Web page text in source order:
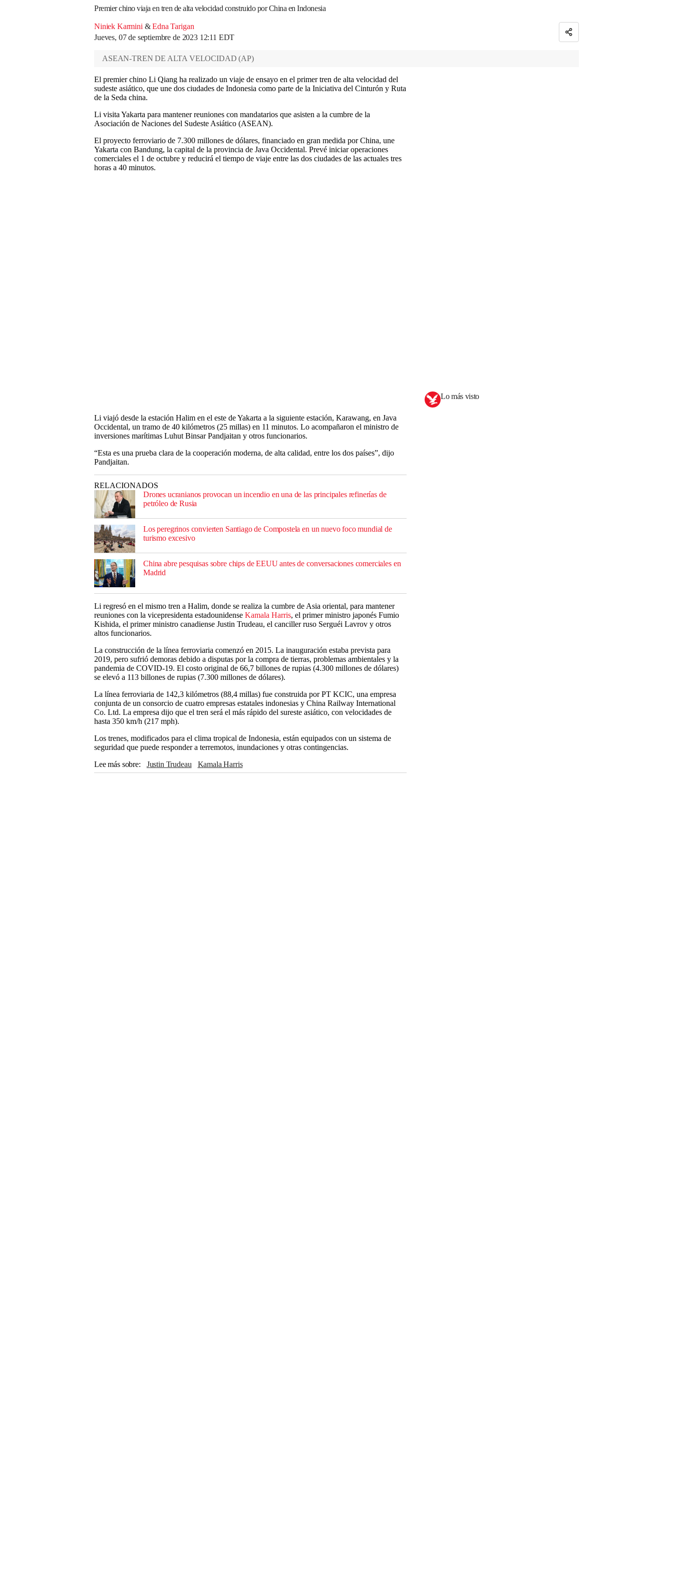
Premier chino viaja en tren de alta velocidad construido por China en Indonesia
Niniek Karmini & Edna Tarigan
Jueves, 07 de septiembre de 2023 12:11 EDT
ASEAN-TREN DE ALTA VELOCIDAD (AP)
El premier chino Li Qiang ha realizado un viaje de ensayo en el primer tren de alta velocidad del
sudeste asiático, que une dos ciudades de Indonesia como parte de la Iniciativa del Cinturón y Ruta
de la Seda china.
Li visita Yakarta para mantener reuniones con mandatarios que asisten a la cumbre de la
Asociación de Naciones del Sudeste Asiático (ASEAN).
El proyecto ferroviario de 7.300 millones de dólares, financiado en gran medida por China, une
Yakarta con Bandung, la capital de la provincia de Java Occidental. Prevé iniciar operaciones
comerciales el 1 de octubre y reducirá el tiempo de viaje entre las dos ciudades de las actuales tres
horas a 40 minutos.
Li viajó desde la estación Halim en el este de Yakarta a la siguiente estación, Karawang, en Java
Occidental, un tramo de 40 kilómetros (25 millas) en 11 minutos. Lo acompañaron el ministro de
inversiones marítimas Luhut Binsar Pandjaitan y otros funcionarios.
“Esta es una prueba clara de la cooperación moderna, de alta calidad, entre los dos países”, dijo
Pandjaitan.
RELACIONADOS
Drones ucranianos provocan un incendio en una de las principales refinerías de
petróleo de Rusia
Los peregrinos convierten Santiago de Compostela en un nuevo foco mundial de
turismo excesivo
China abre pesquisas sobre chips de EEUU antes de conversaciones comerciales en
Madrid
Li regresó en el mismo tren a Halim, donde se realiza la cumbre de Asia oriental, para mantener
reuniones con la vicepresidenta estadounidense Kamala Harris, el primer ministro japonés Fumio
Kishida, el primer ministro canadiense Justin Trudeau, el canciller ruso Serguéi Lavrov y otros
altos funcionarios.
La construcción de la línea ferroviaria comenzó en 2015. La inauguración estaba prevista para
2019, pero sufrió demoras debido a disputas por la compra de tierras, problemas ambientales y la
pandemia de COVID-19. El costo original de 66,7 billones de rupias (4.300 millones de dólares)
se elevó a 113 billones de rupias (7.300 millones de dólares).
La línea ferroviaria de 142,3 kilómetros (88,4 millas) fue construida por PT KCIC, una empresa
conjunta de un consorcio de cuatro empresas estatales indonesias y China Railway International
Co. Ltd. La empresa dijo que el tren será el más rápido del sureste asiático, con velocidades de
hasta 350 km/h (217 mph).
Los trenes, modificados para el clima tropical de Indonesia, están equipados con un sistema de
seguridad que puede responder a terremotos, inundaciones y otras contingencias.
Lee más sobre
Justin Trudeau Kamala Harris
Lo más visto